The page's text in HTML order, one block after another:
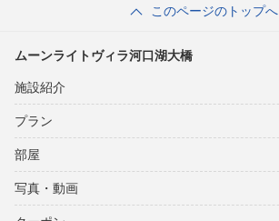
このページのトップへ
ムーンライトヴィラ河口湖大橋
施設紹介
プラン
部屋
写真・動画